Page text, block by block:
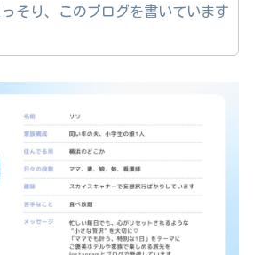
そり、このブログを書いています